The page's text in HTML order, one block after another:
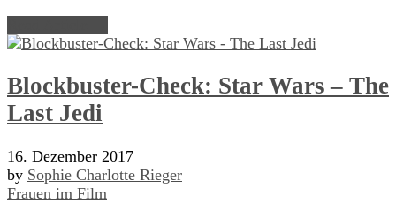
Blockbuster-Check: Star Wars – The
Last Jedi
16. Dezember 2017
by Sophie Charlotte Rieger
Frauen im Film